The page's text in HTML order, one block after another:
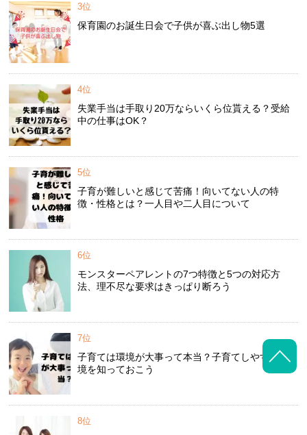
3位
保育園のお誕生日会で子供が喜ぶ出し物5選
4位
失業手当は手取り20万ならいくら位貰える？受給
中の仕事はOK？
5位
子育が難しいと感じて苦痛！向いてない人の特
徴・性格とは？一人目や二人目について
6位
モンスターペアレントの7つ特徴と5つの対応方
法、理不尽な要求はきっぱり断ろう
7位
子育ては環境が大事って本当？子育てしやすい環
境を知っておこう
8位